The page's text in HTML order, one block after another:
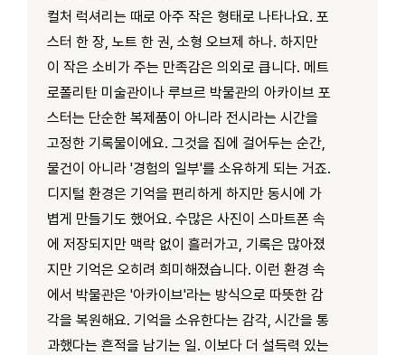
컬처 럭셔리는 때로 아주 작은 형태로 나타나요. 포
스터 한 장, 노트 한 권, 소형 오브제 하나. 하지만
이 작은 소비가 주는 만족감은 의외로 큽니다. 메트
로폴리탄 미술관이나 루브르 박물관의 아카이브 포
스터는 단순한 복제품이 아니라 전시라는 시간을
고정한 기록물이에요. 그것을 집에 걸어두는 순간,
물건이 아니라 '경험의 일부'를 소유하게 되는 거죠.
디지털 환경은 기억을 편리하게 하지만 동시에 가
볍게 만들기도 했어요. 수많은 사진이 스마트폰 속
에 저장되지만 맥락 없이 흘러가고, 기록은 많아졌
지만 기억은 오히려 희미해졌습니다. 이런 환경 속
에서 박물관은 '아카이브'라는 방식으로 따뜻한 감
각을 복원해요. 기억을 소유한다는 감각, 시간을 통
과했다는 흔적을 남기는 일. 이보다 더 설득력 있는